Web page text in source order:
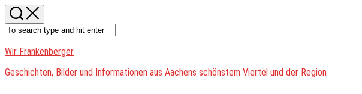
Skip
to
content
Wir Frankenberger
Geschichten, Bilder und Informationen aus Aachens schönstem Viertel und der Region